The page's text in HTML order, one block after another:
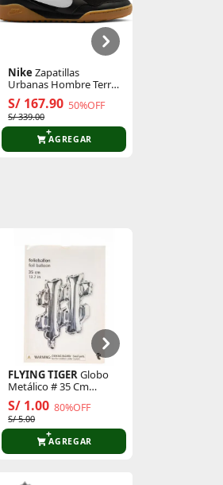
Nike Zapatillas
Urbanas Hombre Terra
Manta
S/ 167.90 50%OFF
S/ 339.00
AGREGAR
FLYING TIGER Globo
Metálico # 35 Cm
P/Cumpleaños 3005873
S/ 1.00 80%OFF
S/ 5.00
AGREGAR